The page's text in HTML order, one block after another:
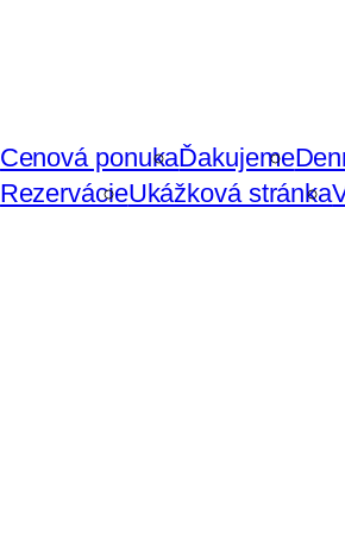
Cenová ponukaĎakujeme
RezervácieUkážková stránka